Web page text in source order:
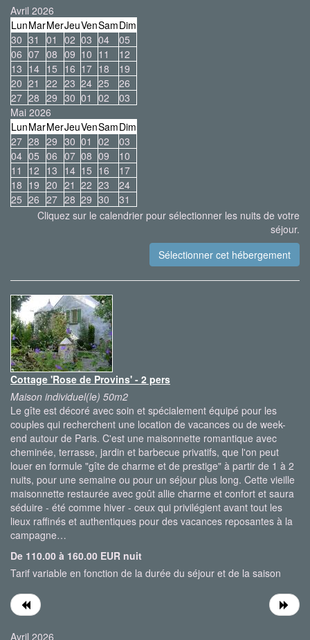
Avril 2026
LunMarMerJeuVenSamDim
30 31 01 02 03 04
05
06 07 08 09 10 11
12
13 14 15 16 17 18
19
20 21 22 23 24 25
26
27 28 29 30 01 02
03
Mai 2026
LunMarMerJeuVenSamDim
27 28 29 30 01 02
03
04 05 06 07 08 09
10
11
12 13 14 15 16
17
18 19 20 21 22 23
24
25 26 27 28 29 30
31
Cliquez sur le calendrier pour sélectionner les nuits de votre
séjour.
Cottage 'Rose de Provins' - 2 pers
Maison individuel(le) 50m2
Le gîte est décoré avec soin et spécialement équipé pour les
couples qui recherchent une location de vacances ou de week-
end autour de Paris. C'est une maisonnette romantique avec
cheminée, terrasse, jardin et barbecue privatifs, que l'on peut
louer en formule "gîte de charme et de prestige" à partir de 1 à 2
nuits, pour une semaine ou pour un séjour plus long. Cette vieille
maisonnette restaurée avec goût allie charme et confort et saura
séduire - été comme hiver - ceux qui privilégient avant tout les
lieux raffinés et authentiques pour des vacances reposantes à la
campagne…
De 110.00 à 160.00 EUR nuit
Tarif variable en fonction de la durée du séjour et de la saison
Avril 2026